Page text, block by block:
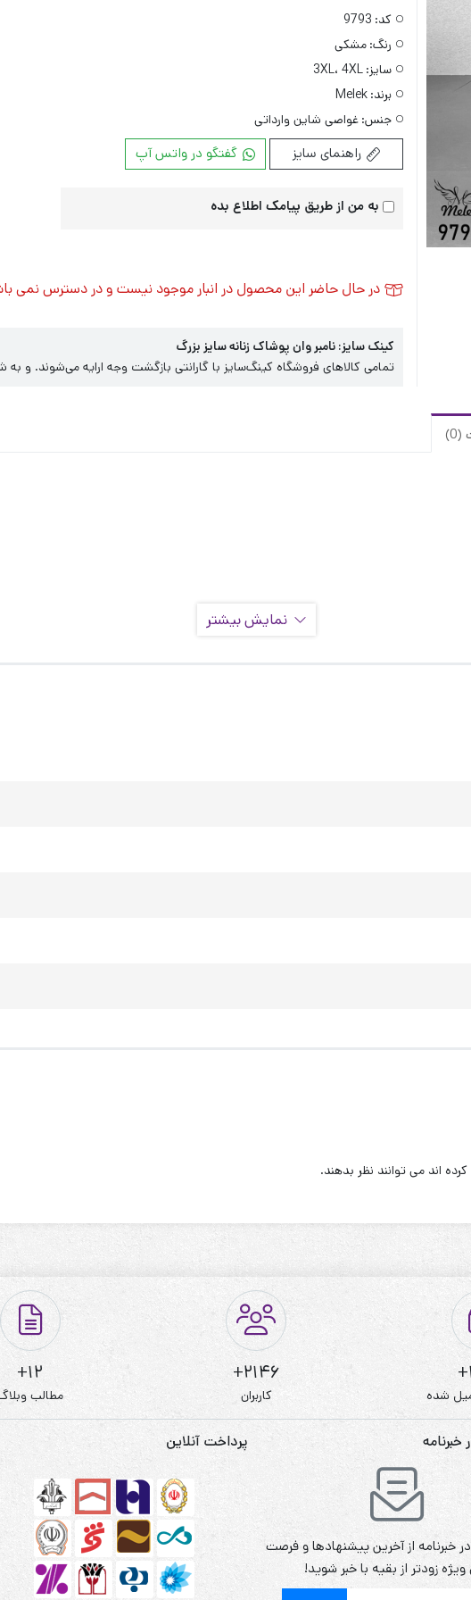
کد: 9793
رنگ: مشکی
سایز: 3XL، 4XL
برند: Melek
جنس: غواصی شاین وارداتی
راهنمای سایز گفتگو در واتس آپ
به من از طریق پیامک اطلاع بده
در حال حاضر این محصول در انبار موجود نیست و در دسترس نمی
کینک سایز: نامبر وان پوشاک زنانه سایز بزرگ
تمامی کالاهای فروشگاه کینگ‌سایز با گارانتی بازگشت وجه ارایه می‌شوند.
نمایش بیشتر
اند می توانند نظر بدهند.
شده
2146+
کاربران
12+
مطالب
خبرنامه از آخرین پیشنهادها و فرصت
زودتر از بقیه با خبر شوید!
پرداخت آنلاین